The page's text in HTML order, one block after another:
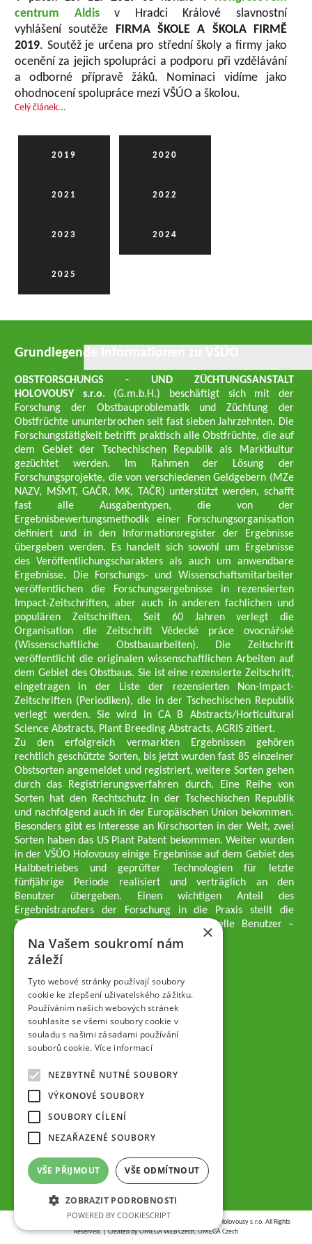
centrum Aldisv Hradci Králové slavnostní
vyhlášení soutěže FIRMA ŠKOLE A ŠKOLA FIRMĚ
2019. Soutěž je určena pro střední školy a firmy jako
ocenění za jejich spolupráci a podporu při vzdělávání
a odborné přípravě žáků. Nominaci vidíme jako
ohodnocení spolupráce mezi VŠÚO a školou.
Celý článek...
2019 2020
2021 2022
2023 2024
2025
Grundlegende Informationen zu VŠÚO
OBSTFORSCHUNGS - UND ZÜCHTUNGSANSTALT
HOLOVOUSY s.r.o. (G.m.b.H.) beschäftigt sich mit der
Forschung der Obstbauproblematik und Züchtung der
Obstfrüchte ununterbrochen seit fast sieben Jahrzehnten. Die
Forschungstätigkeit betrifft praktisch alle Obstfrüchte, die auf
dem Gebiet der Tschechischen Republik als Marktkultur
gezüchtet werden. Im Rahmen der Lösung der
Forschungsprojekte, die von verschiedenen Geldgebern (MZe
NAZV, MŠMT, GAČR, MK, TAČR) unterstützt werden, schafft
fast alle Ausgabentypen, die von der
Ergebnisbewertungsmethodik einer Forschungsorganisation
definiert und in den Informationsregister der Ergebnisse
übergeben werden. Es handelt sich sowohl um Ergebnisse
des Veröffentlichungscharakters als auch um anwendbare
Ergebnisse. Die Forschungs- und Wissenschaftsmitarbeiter
veröffentlichen die Forschungsergebnisse in rezensierten
Impact-Zeitschriften, aber auch in anderen fachlichen und
populären Zeitschriften. Seit 60 Jahren verlegt die
Organisation die Zeitschrift Vědecké práce ovocnářské
(Wissenschaftliche Obstbauarbeiten). Die Zeitschrift
veröffentlicht die originalen wissenschaftlichen Arbeiten auf
dem Gebiet des Obstbaus. Sie ist eine rezensierte Zeitschrift,
eingetragen in der Liste der rezensierten Non-Impact-
Zeitschriften (Periodiken), die in der Tschechischen Republik
verlegt werden. Sie wird in CA B Abstracts/Horticultural
Science Abstracts, Plant Breeding Abstracts, AGRIS zitiert.
Zu den erfolgreich vermarkten Ergebnissen gehören
rechtlich geschützte Sorten, bis jetzt wurden fast 85 einzelner
Obstsorten angemeldet und registriert, weitere Sorten gehen
durch das Registrierungsverfahren durch. Eine Reihe von
Sorten hat den Rechtschutz in der Tschechischen Republik
und nachfolgend auch in der Europäischen Union bekommen.
Besonders gibt es Interesse an Kirschsorten in der Welt, zwei
Sorten haben das US Plant Patent bekommen. Weiter wurden
in der VŠÚO Holovousy einige Ergebnisse auf dem Gebiet des
Halbbetriebes und geprüfter Technologien für letzte
fünfjährige Periode realisiert und verträglich an den
Benutzer übergeben. Einen wichtigen Anteil des
Ergebnistransfers der Forschung in die Praxis stellt die
Züchtungsmethodik dar, die an professionelle Benutzer –
professionelle Obstzüchter übergeben wird.
Geschäftsführer der Gesellschaft
Dipl.-Ing. Tomáš Zmeškal
Dipl.-Ing. Jaroslav Vácha
Gesellschafter
Dipl.-Ing. Jan Blažek, CS c.
Dipl.-Ing. Josef Kosina, CS c.
Dipl.-Ing. Václav Ludvík
Jaroslav Muška
Dipl.-Ing. Radoslav Potůček
SEMPRA PRAHA a.s. (AG)
Aufsichtsrat der Gesellschaft
Dipl.-Ing. Josef Kosina
Mgr. Vladimír Samek
Mgr. Hana Vránová
VŠÚO | Výzkumný a šlechtitelský ústav ovocnářský Holovousy s.r.o. All Rights
Reserved. | Created byOMEGA WEB Czech, OMEGA Czech
×
Na Vašem soukromí nám
záleží
Tyto webové stránky používají soubory
cookie ke zlepšení uživatelského zážitku.
Používáním našich webových stránek
souhlasíte se všemi soubory cookie v
souladu s našimi zásadami používání
souborů cookie. Více informací
NEZBYTNĚ NUTNÉ SOUBORY
VÝKONOVÉ SOUBORY
SOUBORY CÍLENÍ
NEZAŘAZENÉ SOUBORY
VŠE PŘIJMOUT VŠE ODMÍTNOUT
ZOBRAZIT PODROBNOSTI
POWERED BY COOKIESCRIPT